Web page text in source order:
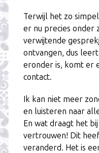
Terwijl het zo
er nu precies onder
verwijtende
ontvangen, dus
eronder is, komt er
contact.
Ik kan niet meer
en luisteren naar
En wat draagt het
vertrouwen! Dit
veranderd. Het is